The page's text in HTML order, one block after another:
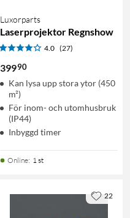
Luxorparts
Laserprojektor Regnshow
4.0 (27)
39990
Kan lysa upp stora ytor (450
m²)
För inom- och utomhusbruk
(IP44)
Inbyggd timer
Online: 1 st
22